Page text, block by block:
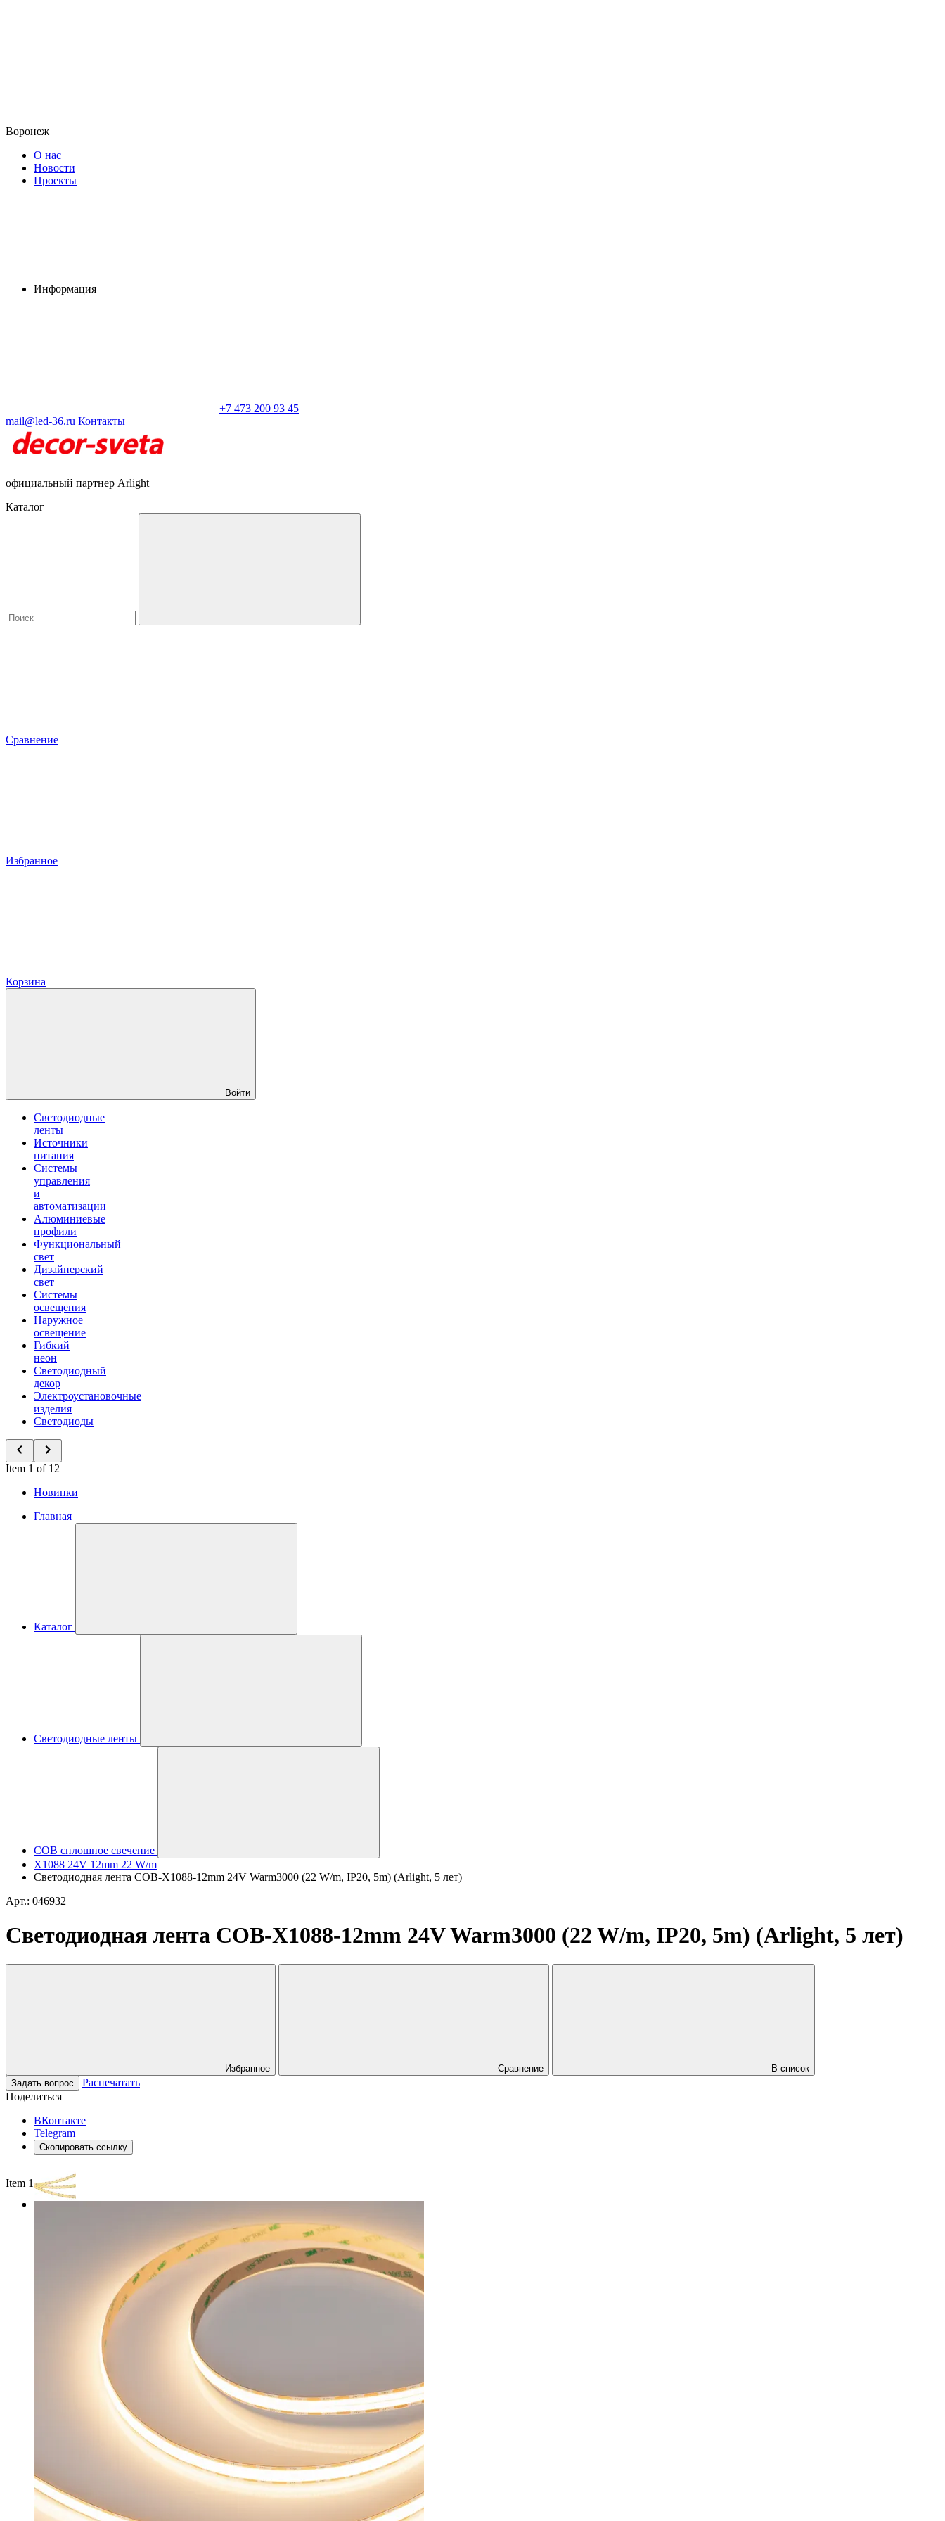
Воронеж
О нас
Новости
Проекты
Информация
+7 473 200 93 45
mail@led-36.ru Контакты
официальный партнер Arlight
Каталог
Сравнение
Избранное
Корзина
Войти
Светодиодные
ленты
Источники
питания
Системы
управления
и
автоматизации
Алюминиевые
профили
Функциональный
свет
Дизайнерский
свет
Системы
освещения
Наружное
освещение
Гибкий
неон
Светодиодный
декор
Электроустановочные
изделия
Светодиоды
Item 1 of 12
Новинки
Главная
Каталог
Светодиодные ленты
COB сплошное свечение
X1088 24V 12mm 22 W/m
Светодиодная лента COB-X1088-12mm 24V Warm3000 (22 W/m, IP20, 5m) (Arlight, 5 лет)
Арт.: 046932
Светодиодная лента COB-X1088-12mm 24V Warm3000 (22 W/m, IP20, 5m) (Arlight, 5 лет)
Избранное Сравнение
В список
Задать вопрос
Распечатать
Поделиться
ВКонтакте
Telegram
Скопировать ссылку
Item 1 of 3